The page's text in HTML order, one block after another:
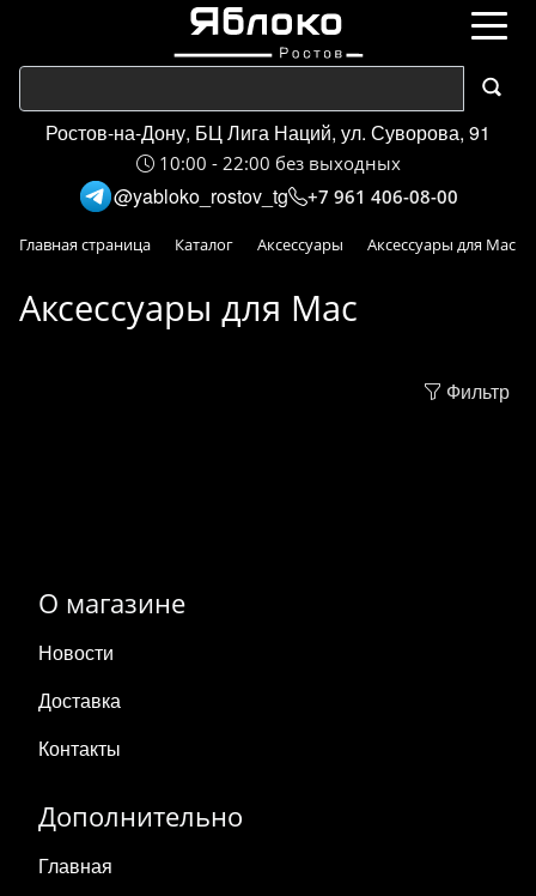
Ростов-на-Дону, БЦ Лига Наций, ул. Суворова, 91
10:00 - 22:00 без выходных
@yabloko_rostov_tg +7 961 406-08-00
Главная страница Каталог Аксессуары Аксессуары для Mac
Аксессуары для Mac
Фильтр
О магазине
Новости
Доставка
Контакты
Дополнительно
Главная